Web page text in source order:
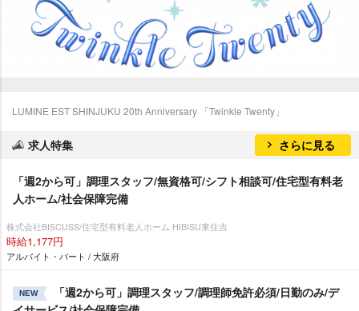
LUMINE EST SHINJUKU 20th Anniversary 「Twinkle Twenty」
求人特集 さらに見る
「週2から可」調理スタッフ/無資格可/シフト相談可/住宅型有料老
人ホーム/社会保障完備
株式会社BISCUSS/住宅型有料老人ホーム HIBISU東住吉
時給1,177円
アルバイト・パート / 大阪府
NEW
「週2から可」調理スタッフ/調理師免許必須/日勤のみ/デ